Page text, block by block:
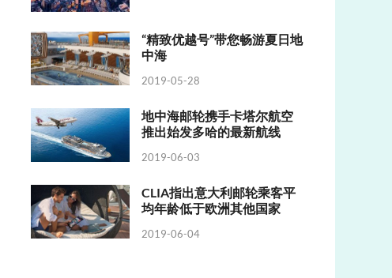
“精致优越号”带您畅游夏日地
中海
2019-05-28
地中海邮轮携手卡塔尔航空
推出始发多哈的最新航线
2019-06-03
CLIA指出意大利邮轮乘客平
均年龄低于欧洲其他国家
2019-06-04